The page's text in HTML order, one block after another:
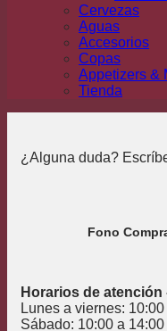
Cervezas
Aguas
Accesorios
Copas
Appetizers &
Tienda
¿Alguna duda?
Fono
Horarios de
Lunes a viernes:
Sábado: 10:00 a 14:00